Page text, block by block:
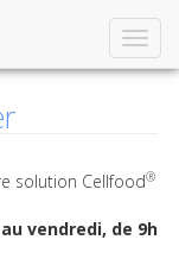
solution Cellfood®
vendredi, de 9h